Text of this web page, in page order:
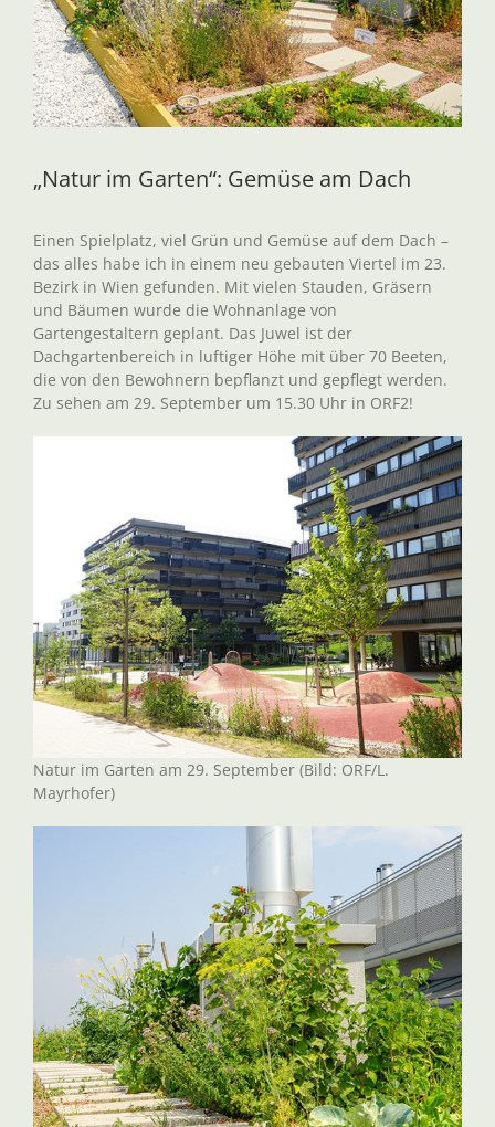
„Natur im Garten“: Gemüse am Dach
Einen Spielplatz, viel Grün und Gemüse auf dem Dach –
das alles habe ich in einem neu gebauten Viertel im 23.
Bezirk in Wien gefunden. Mit vielen Stauden, Gräsern
und Bäumen wurde die Wohnanlage von
Gartengestaltern geplant. Das Juwel ist der
Dachgartenbereich in luftiger Höhe mit über 70 Beeten,
die von den Bewohnern bepflanzt und gepflegt werden.
Zu sehen am 29. September um 15.30 Uhr in ORF2!
Natur im Garten am 29. September (Bild: ORF/L.
Mayrhofer)